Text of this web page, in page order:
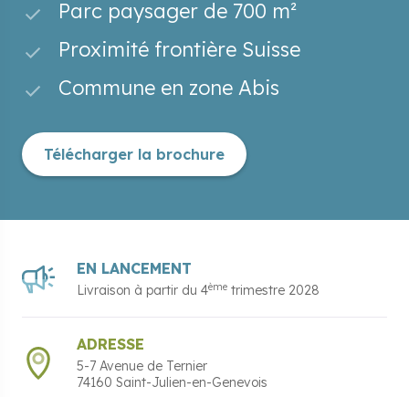
Parc paysager de 700 m²
Proximité frontière Suisse
Commune en zone Abis
Télécharger la brochure
EN LANCEMENT
Livraison à partir du 4ème trimestre 2028
ADRESSE
5-7 Avenue de Ternier
74160 Saint-Julien-en-Genevois